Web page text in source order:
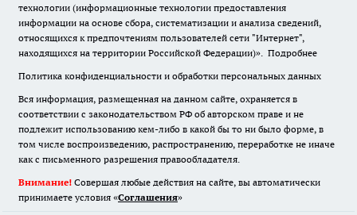
технологии (информационные технологии предоставления
информации на основе сбора, систематизации и анализа сведений,
относящихся к предпочтениям пользователей сети "Интернет",
находящихся на территории Российской Федерации)». Подробнее
Политика конфиденциальности и обработки персональных данных
Вся информация, размещенная на данном сайте, охраняется в
соответствии с законодательством РФ об авторском праве и не
подлежит использованию кем-либо в какой бы то ни было форме, в
том числе воспроизведению, распространению, переработке не иначе
как с письменного разрешения правообладателя.
Внимание! Совершая любые действия на сайте, вы автоматически
принимаете условия «Cоглашения»